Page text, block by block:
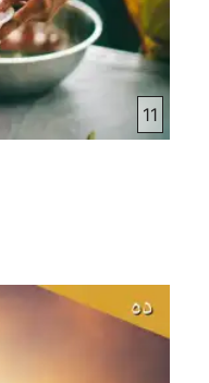
11